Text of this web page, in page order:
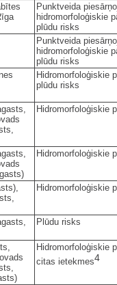
Punktveida
hidromorfoloģiskie
plūdu risks
Punktveida
hidromorfoloģiskie
plūdu risks
Hidromorfoloģiskie
plūdu risks
Hidromorfoloģiskie
Hidromorfoloģiskie
Hidromorfoloģiskie
Plūdu risks
Hidromorfoloģiskie
citas ietekmes4